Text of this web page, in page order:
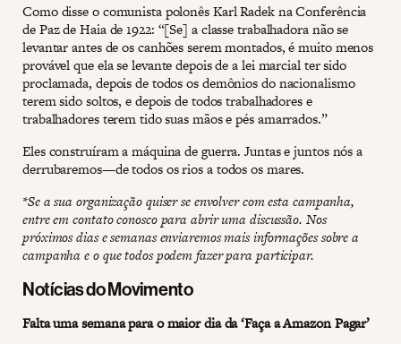
Como disse o comunista polonês Karl Radek na Conferência
de Paz de Haia de 1922: “[Se] a classe trabalhadora não se
levantar antes de os canhões serem montados, é muito menos
provável que ela se levante depois de a lei marcial ter sido
proclamada, depois de todos os demônios do nacionalismo
terem sido soltos, e depois de todos trabalhadores e
trabalhadores terem tido suas mãos e pés amarrados.”
Eles construíram a máquina de guerra. Juntas e juntos nós a
derrubaremos—de todos os rios a todos os mares.
*Se a sua organização quiser se envolver com esta campanha,
entre em contato conosco para abrir uma discussão. Nos
próximos dias e semanas enviaremos mais informações sobre a
campanha e o que todos podem fazer para participar.
Notícias do Movimento
Falta uma semana para o maior dia da ‘Faça a Amazon Pagar’